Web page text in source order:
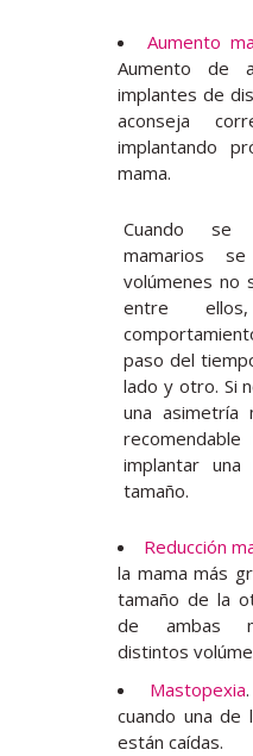
Aumento
Aumento de
implantes de
aconseja
implantando
mama.
Cuando se
mamarios
volúmenes no
entre
paso del
lado y otro. Si
una asimetría
implantar
tamaño.
Reducción
la mama más
tamaño de la
de ambas
distintos
Mastopexia
cuando una de
están caídas.